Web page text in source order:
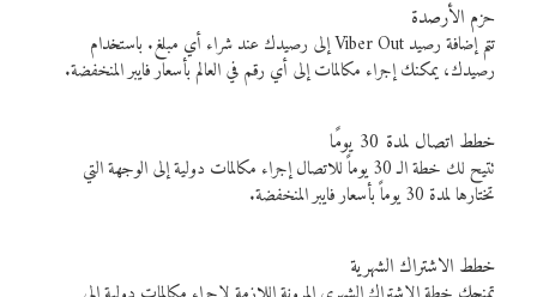
حزم الأرصدة
تتم إضافة رصيد Viber Out إلى رصيدك عند شراء أي مبلغ. باستخدام
رصيدك، يمكنك إجراء مكالمات إلى أي رقم في العالم بأسعار فايبر المنخفضة.
خطط اتصال لمدة 30 يومًا
تتيح لك خطة الـ 30 يوماً للاتصال إجراء مكالمات دولية إلى الوجهة التي
تختارها لمدة 30 يوماً بأسعار فايبر المنخفضة.
خطط الاشتراك الشهرية